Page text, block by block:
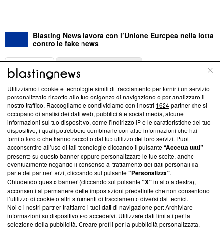
Blasting News lavora con l’Unione Europea nella lotta
contro le fake news
ABOUT
Questa sezione offre informazioni trasparenti su Blasting
News, sui nostri processi editoriali e su come ci impegniamo a
creare news di qualità. Inoltre, afferma la nostra aderenza a
‘Trust Project - News with Integrity’Blasting News non è
ancora membro del programma, ma ha richiesto di farne
parte; Trust Project non ha ancora effettuato una verifica di
conformità agli standard.
Su di noi
Team editoriale
Corporate
Utilizziamo i cookie e tecnologie simili di tracciamento per fornirti un servizio
personalizzato rispetto alle tue esigenze di navigazione e per analizzare il
nostro traffico. Raccogliamo e condividiamo con i nostri 1624partner che si
occupano di analisi dei dati web, pubblicità e social media, alcune
informazioni sul tuo dispositivo, come l’indirizzo IP e le caratteristiche del tuo
dispositivo, i quali potrebbero combinarle con altre informazioni che hai
fornito loro o che hanno raccolto dal tuo utilizzo dei loro servizi. Puoi
acconsentire all’uso di tali tecnologie cliccando il pulsante“Accetta tutti”
presente su questo banner oppure personalizzare le tue scelte, anche
eventualmente negando il consenso al trattamento dei dati personali da
parte dei partner terzi, cliccando sul pulsante“Personalizza”.
Chiudendo questo banner (cliccando sul pulsante“X”in alto a destra),
acconsenti al permanere delle impostazioni predefinite che non consentono
l’utilizzo di cookie o altri strumenti di tracciamento diversi dai tecnici.
Noi e i nostri partner trattiamo i tuoi dati di navigazione per: Archiviare
informazioni su dispositivo e/o accedervi. Utilizzare dati limitati per la
selezione della pubblicità. Creare profili per la pubblicità personalizzata.